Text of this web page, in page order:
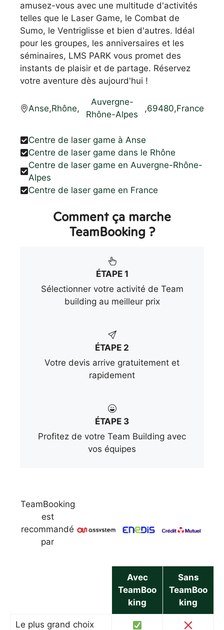
amusez-vous avec une multitude d'activités
telles que le Laser Game, le Combat de
Sumo, le Ventriglisse et bien d'autres. Idéal
pour les groupes, les anniversaires et les
séminaires, LMS PARK vous promet des
instants de plaisir et de partage. Réservez
votre aventure dès aujourd'hui !
Anse,Rhône,
Auvergne-
Rhône-Alpes
,69480,France
Centre de laser game à Anse
Centre de laser game dans le Rhône
Centre de laser game en Auvergne-Rhône-
Alpes
Centre de laser game en France
Comment ça marche
TeamBooking ?
ÉTAPE 1
Sélectionner votre activité de Team
building au meilleur prix
ÉTAPE 2
Votre devis arrive gratuitement et
rapidement
ÉTAPE 3
Profitez de votre Team Building avec
vos équipes
TeamBooking
est
recommandé
par
Avec
TeamBoo
king
Sans
TeamBoo
king
Le plus grand choix